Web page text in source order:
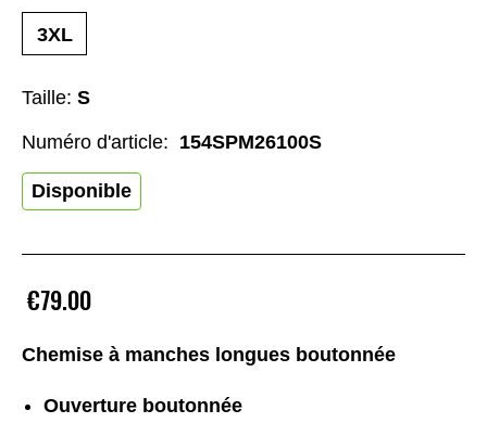
Chemise à manches longues boutonnée
Ouverture boutonnée
€79.00
Taille: S
Disponible
3XL
Numéro d'article: 154SPM26100S